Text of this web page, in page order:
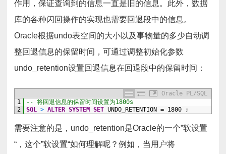
作用，保证查询到的信息一直是旧的信息。此外，数据
库的各种闪回操作的实现也需要回退段中的信息。
Oracle根据undo表空间的大小以及事物量的多少自动调
整回退信息的保留时间，可通过调整初始化参数
undo_retention设置回退信息在回退段中的保留时间：
Oracle PL/SQL
1
2
-- 将回退信息的保留时间设置为1800s
SQL > ALTER SYSTEM SET UNDO_RETENTION = 1800 ;
需要注意的是，undo_retention是Oracle的一个”软设置
“，这个”软设置“如何理解呢？例如，当用户将